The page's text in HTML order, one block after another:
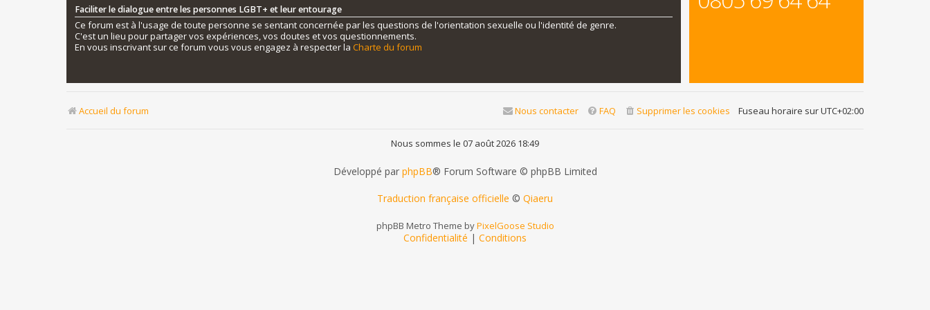
Faciliter le dialogue entre les personnes LGBT+ et leur entourage
Ce forum est à l'usage de toute personne se sentant concernée par les questions de l'orientation sexuelle ou l'identité de genre.
C'est un lieu pour partager vos expériences, vos doutes et vos questionnements.
En vous inscrivant sur ce forum vous vous engagez à respecter la Charte du forum
Accueil du forum Fuseau horaire surUTC+02:00
Supprimer les cookies
FAQ
Nous contacter
Nous sommes le 07 août 2026 18:49
Développé par phpBB® Forum Software © phpBB Limited
Traduction française officielle © Qiaeru
phpBB Metro Theme byPixelGoose Studio
Confidentialité | Conditions